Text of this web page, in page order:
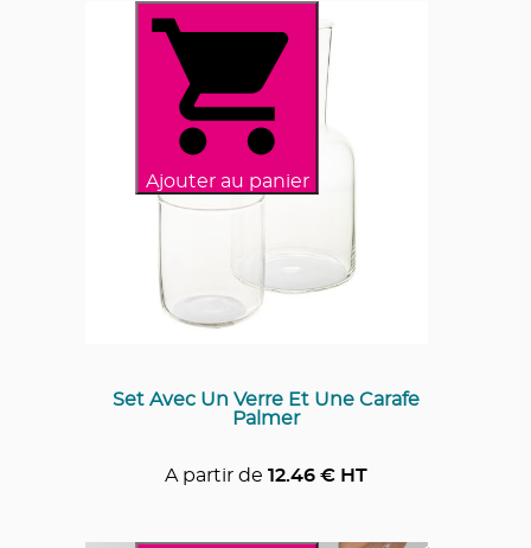
Ajouter au panier
Set Avec Un Verre Et Une Carafe
Palmer
A partir de 12.46€ HT